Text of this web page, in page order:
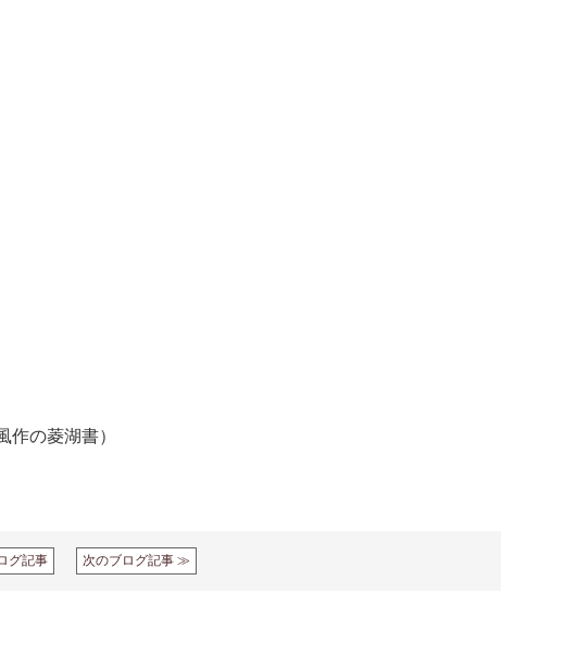
の菱湖書）
グ記事 次のブログ記事 ≫